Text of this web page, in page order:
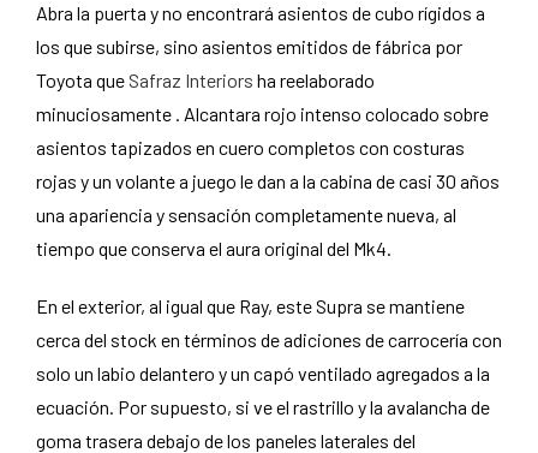
Abra la puerta y no encontrará asientos de cubo rígidos a
los que subirse, sino asientos emitidos de fábrica por
Toyota que Safraz Interiors ha reelaborado
minuciosamente . Alcantara rojo intenso colocado sobre
asientos tapizados en cuero completos con costuras
rojas y un volante a juego le dan a la cabina de casi 30 años
una apariencia y sensación completamente nueva, al
tiempo que conserva el aura original del Mk4.
En el exterior, al igual que Ray, este Supra se mantiene
cerca del stock en términos de adiciones de carrocería con
solo un labio delantero y un capó ventilado agregados a la
ecuación. Por supuesto, si ve el rastrillo y la avalancha de
goma trasera debajo de los paneles laterales del